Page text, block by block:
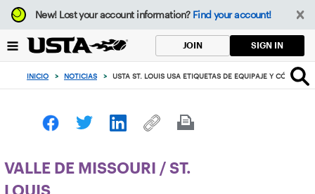
Enfoque
desde
botón
volver
principio
New!Lost your account information? Find your account!
JOIN SIGN IN
INICIO > NOTICIAS > USTA ST. LOUIS USA ETIQUETAS DE EQUIPAJE Y CÓDIGOS
VALLE DE MISSOURI / ST.
LOUIS